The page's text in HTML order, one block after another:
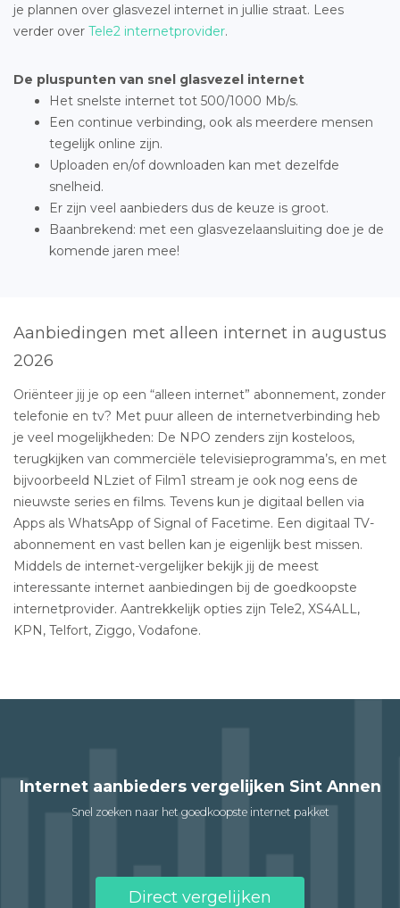
je plannen over glasvezel internet in jullie straat. Lees
verder over Tele2 internetprovider.
De pluspunten van snel glasvezel internet
Het snelste internet tot 500/1000 Mb/s.
Een continue verbinding, ook als meerdere mensen
tegelijk online zijn.
Uploaden en/of downloaden kan met dezelfde
snelheid.
Er zijn veel aanbieders dus de keuze is groot.
Baanbrekend: met een glasvezelaansluiting doe je de
komende jaren mee!
Aanbiedingen met alleen internet in augustus
2026
Oriënteer jij je op een “alleen internet” abonnement, zonder
telefonie en tv? Met puur alleen de internetverbinding heb
je veel mogelijkheden: De NPO zenders zijn kosteloos,
terugkijken van commerciële televisieprogramma’s, en met
bijvoorbeeld NLziet of Film1 stream je ook nog eens de
nieuwste series en films. Tevens kun je digitaal bellen via
Apps als WhatsApp of Signal of Facetime. Een digitaal TV-
abonnement en vast bellen kan je eigenlijk best missen.
Middels de internet-vergelijker bekijk jij de meest
interessante internet aanbiedingen bij de goedkoopste
internetprovider. Aantrekkelijk opties zijn Tele2, XS4ALL,
KPN, Telfort, Ziggo, Vodafone.
Internet aanbieders vergelijken Sint Annen
Snel zoeken naar het goedkoopste internet pakket
Direct vergelijken